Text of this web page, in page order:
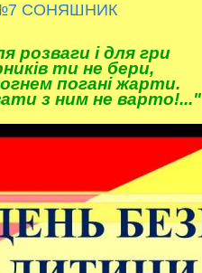
№7 СОНЯШНИК
розваги і для гри
ти не бери,
погані жарти.
з ним не варто!..."